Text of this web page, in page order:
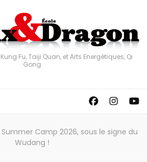
Fu, Taiji Quan, et Arts Energétiques, Qi
Gong
Summer Camp 2026, sous le signe du
Wudang !